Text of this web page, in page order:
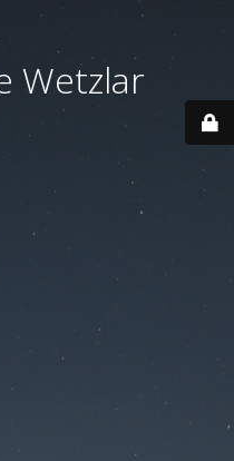
Wetzlar